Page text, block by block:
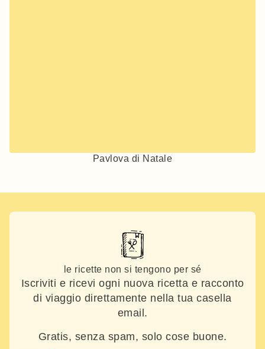
Pavlova di Natale
le ricette non si tengono per sé
Iscriviti e ricevi ogni nuova ricetta e racconto
di viaggio direttamente nella tua casella
email.
Gratis, senza spam, solo cose buone.